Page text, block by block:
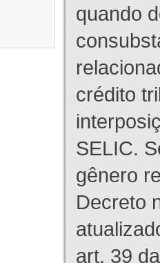
quando
crédito
SELIC.
gênero
Decreto
art. 39